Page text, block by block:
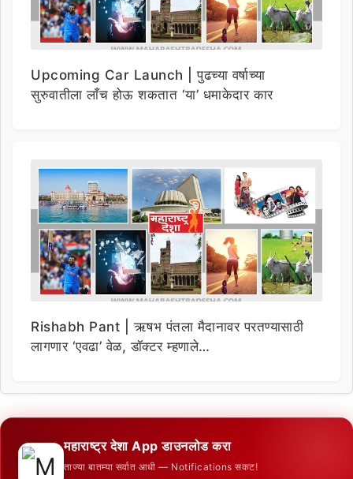
Upcoming Car Launch | पुढच्या वर्षाच्या
सुरुवातीला लाँच होऊ शकतात ‘या’ धमाकेदार कार
Rishabh Pant | ऋषभ पंतला मैदानावर परतण्यासाठी
लागणार ‘एवढा’ वेळ, डॉक्टर म्हणाले…
महाराष्ट्र देशा App डाउनलोड करा
ताज्या बातम्या सर्वात आधी — Notifications सकट!